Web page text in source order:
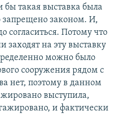
бы такая выставка была
запрещено законом. И,
согласиться. Потому что
на эту выставку
можно было
сооружения рядом с
нет, поэтому в данном
выступила,
и фактически